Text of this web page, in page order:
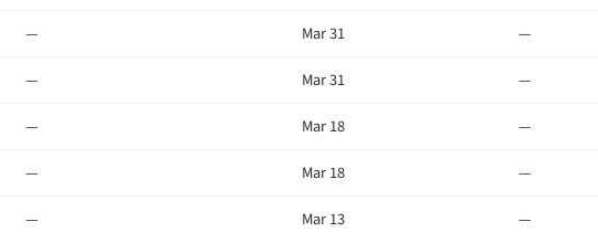
— Mar 31
—
— Mar 31
—
— Mar 18
—
— Mar 18
—
— Mar 13
—